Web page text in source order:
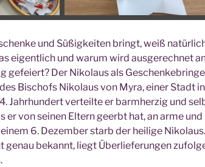
und Süßig­kei­ten bringt, weiß
eigent­lich und war­um wird aus­ge­rech­net
gefei­ert? Der Niko­laus als
Bischofs Niko­laus von Myra, einer Stadt in
Jahr­hun­dert ver­teil­te er barm­her­zig und
er von sei­nen Eltern geerbt hat, an arme und
6. Dezem­ber starb der hei­li­ge Niko­laus.
genau bekannt, liegt Über­lie­fe­run­gen